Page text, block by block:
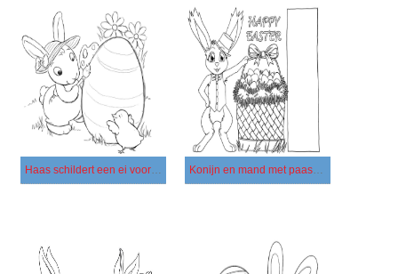
Haas schildert een ei voor Pasen Konijn en mand met paaseieren